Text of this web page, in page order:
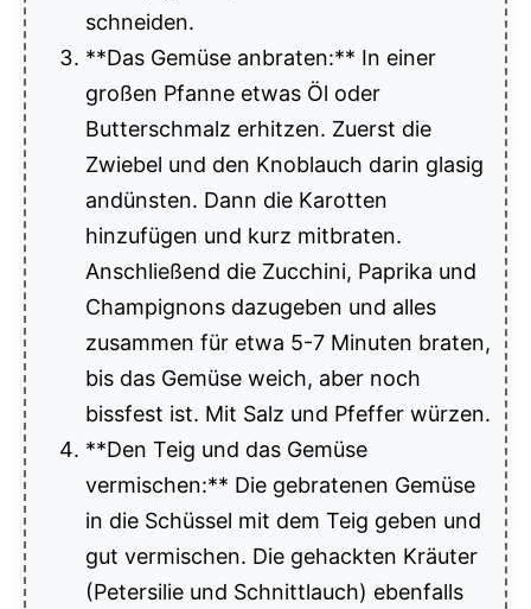
schneiden.
**Das Gemüse anbraten:** In einer
großen Pfanne etwas Öl oder
Butterschmalz erhitzen. Zuerst die
Zwiebel und den Knoblauch darin glasig
andünsten. Dann die Karotten
hinzufügen und kurz mitbraten.
Anschließend die Zucchini, Paprika und
Champignons dazugeben und alles
zusammen für etwa 5-7 Minuten braten,
bis das Gemüse weich, aber noch
bissfest ist. Mit Salz und Pfeffer würzen.
**Den Teig und das Gemüse
vermischen:** Die gebratenen Gemüse
in die Schüssel mit dem Teig geben und
gut vermischen. Die gehackten Kräuter
(Petersilie und Schnittlauch) ebenfalls